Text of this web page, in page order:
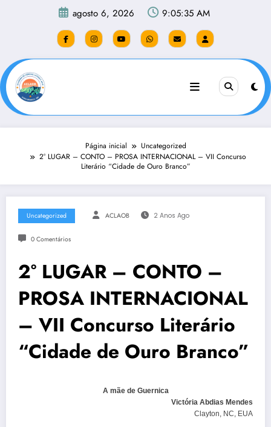
agosto 6, 2026 9:05:35 AM
Página inicial
Uncategorized
2° LUGAR – CONTO – PROSA INTERNACIONAL – VII Concurso
Literário “Cidade de Ouro Branco”
Uncategorized ACLAOB 2 Anos Ago
0 Comentários
2° LUGAR – CONTO –
PROSA INTERNACIONAL
– VII Concurso Literário
“Cidade de Ouro Branco”
A mãe de Guernica
Victória Abdias Mendes
Clayton, NC, EUA